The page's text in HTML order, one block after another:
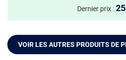
Dernier prix :
VOIR LES AUTRES PRODUITS DE